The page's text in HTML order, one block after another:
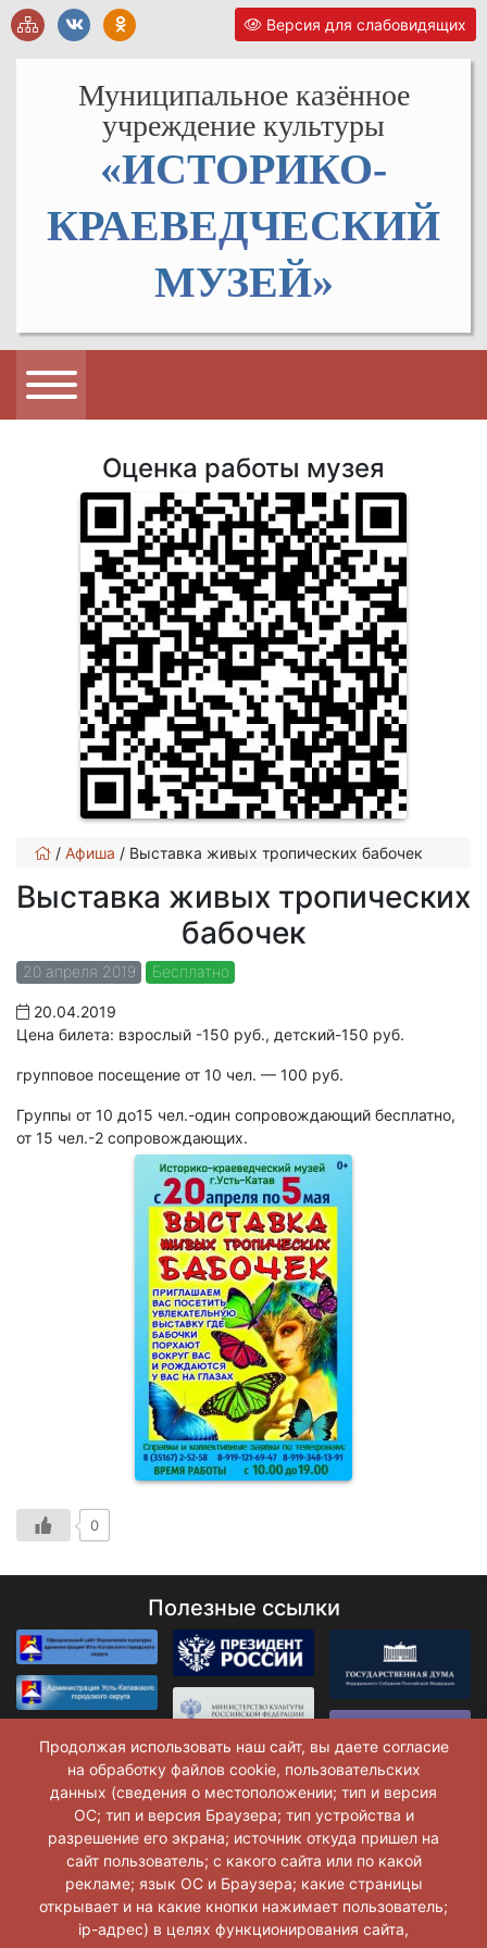
Версия для слабовидящих
Муниципальное казённое
учреждение культуры
«ИСТОРИКО-
КРАЕВЕДЧЕСКИЙ
МУЗЕЙ»
Оценка работы музея
/ Афиша / Выставка живых тропических бабочек
Выставка живых тропических
бабочек
20 апреля 2019 Бесплатно
20.04.2019
Цена билета: взрослый -150 руб., детский-150 руб.
групповое посещение от 10 чел. — 100 руб.
Группы от 10 до15 чел.-один сопровождающий бесплатно,
от 15 чел.-2 сопровождающих.
0
Полезные ссылки
Продолжая использовать наш сайт, вы даете согласие
на обработку файлов cookie, пользовательских
данных (сведения о местоположении; тип и версия
ОС; тип и версия Браузера; тип устройства и
разрешение его экрана; источник откуда пришел на
сайт пользователь; с какого сайта или по какой
рекламе; язык ОС и Браузера; какие страницы
открывает и на какие кнопки нажимает пользователь;
ip-адрес) в целях функционирования сайта,